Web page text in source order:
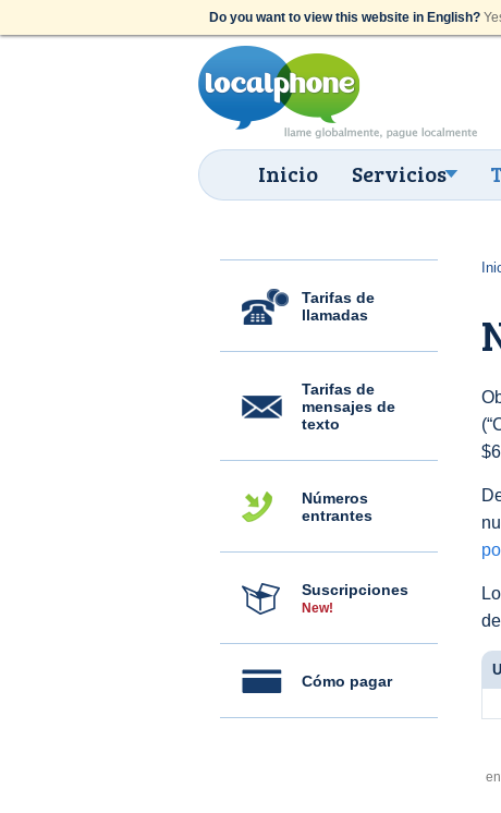
Do you want to view this website in English?
Inicio Servicios
Tarifas de
llamadas
Tarifas de
mensajes de
texto
Números
entrantes
Suscripciones
New!
Cómo pagar